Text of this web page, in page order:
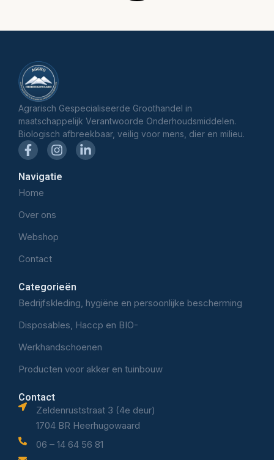
Agrarisch Gespecialiseerde Groothandel in
maatschappelijk Verantwoorde Onderhoudsmiddelen.
Biologisch afbreekbaar, veilig voor mens, dier en milieu.
Navigatie
Home
Over ons
Webshop
Contact
Categorieën
Bedrijfskleding, hygiëne en persoonlijke bescherming
Disposables, Haccp en BIO-
Werkhandschoenen
Producten voor akker en tuinbouw
Contact
Zeldenruststraat 3 (4e deur)
1704 BR Heerhugowaard
06 – 14 64 56 81